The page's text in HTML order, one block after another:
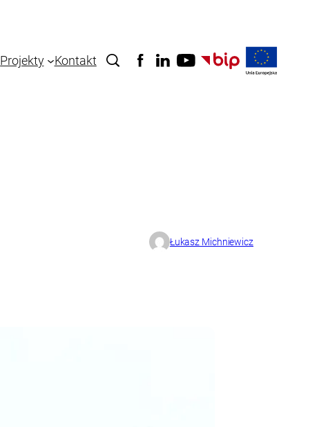
Projekty Kontakt
Łukasz Michniewicz